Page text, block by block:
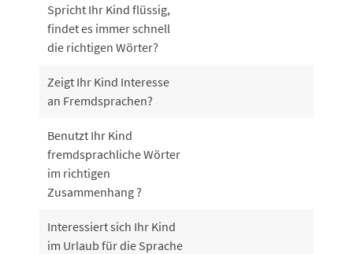
Spricht Ihr Kind flüssig,
findet es immer schnell
die richtigen Wörter?
Zeigt Ihr Kind Interesse
an Fremdsprachen?
Benutzt Ihr Kind
fremdsprachliche Wörter
im richtigen
Zusammenhang ?
Interessiert sich Ihr Kind
im Urlaub für die Sprache